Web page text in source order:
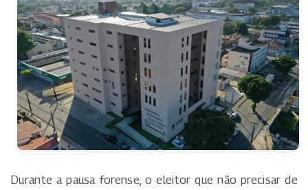
Durante a pausa forense, o eleitor que não precisar de